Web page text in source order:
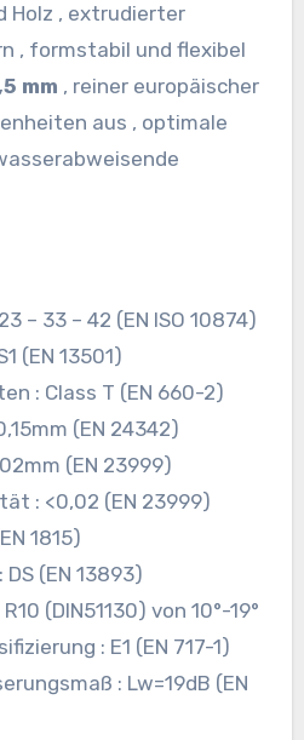
Holz , extrudierter
, formstabil und flexibel
mm , reiner europäischer
aus , optimale
– 33 – 42 (EN ISO 10874)
(EN 13501)
: Class T (EN 660-2)
(EN 24342)
(EN 23999)
: <0,02 (EN 23999)
1815)
(EN 13893)
(DIN51130) von 10°-19°
: E1 (EN 717-1)
: Lw=19dB (EN